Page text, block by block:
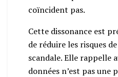
coïncident pas.
Cette dissonance est
de réduire les risques
scandale. Elle rappelle
données n’est pas une